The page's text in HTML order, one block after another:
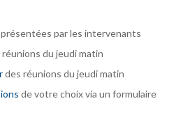
présentées par les intervenants
du jeudi matin
des réunions du jeudi matin
de votre choix via un formulaire